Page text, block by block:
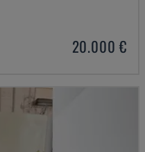
20.000 €